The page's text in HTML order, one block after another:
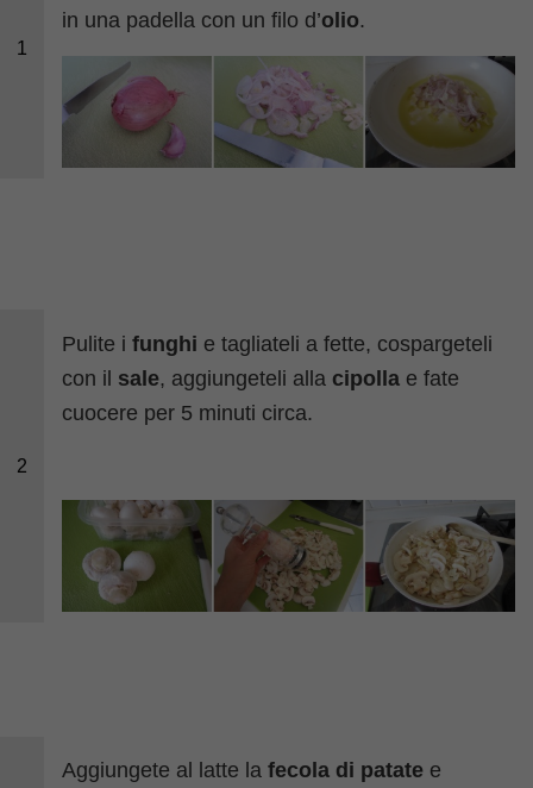
1
in una padella con un filo d’olio.
2
Pulite ifunghi e tagliateli a fette, cospargeteli
con il sale, aggiungeteli alla cipolla e fate
cuocere per 5 minuti circa.
Aggiungete al latte lafecola di patate e